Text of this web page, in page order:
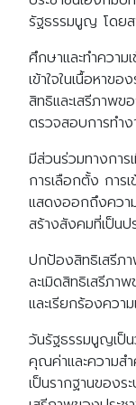
รัฐธรรมนูญ โดย
ศึกษาและทำความ
เข้าใจในเนื้อหาข
สิทธิและเสรีภาพ
ตรวจสอบการทำ
มีส่วนร่วมทางการ
การเลือกตั้ง การ
แสดงออกถึงความ
สร้างสังคมที่เป็นป
ปกป้องสิทธิเสรีภา
ละเมิดสิทธิเสรีภ
และเรียกร้องควา
วันรัฐธรรมนูญเป็
คุณค่าและความส
เป็นรากฐานของร